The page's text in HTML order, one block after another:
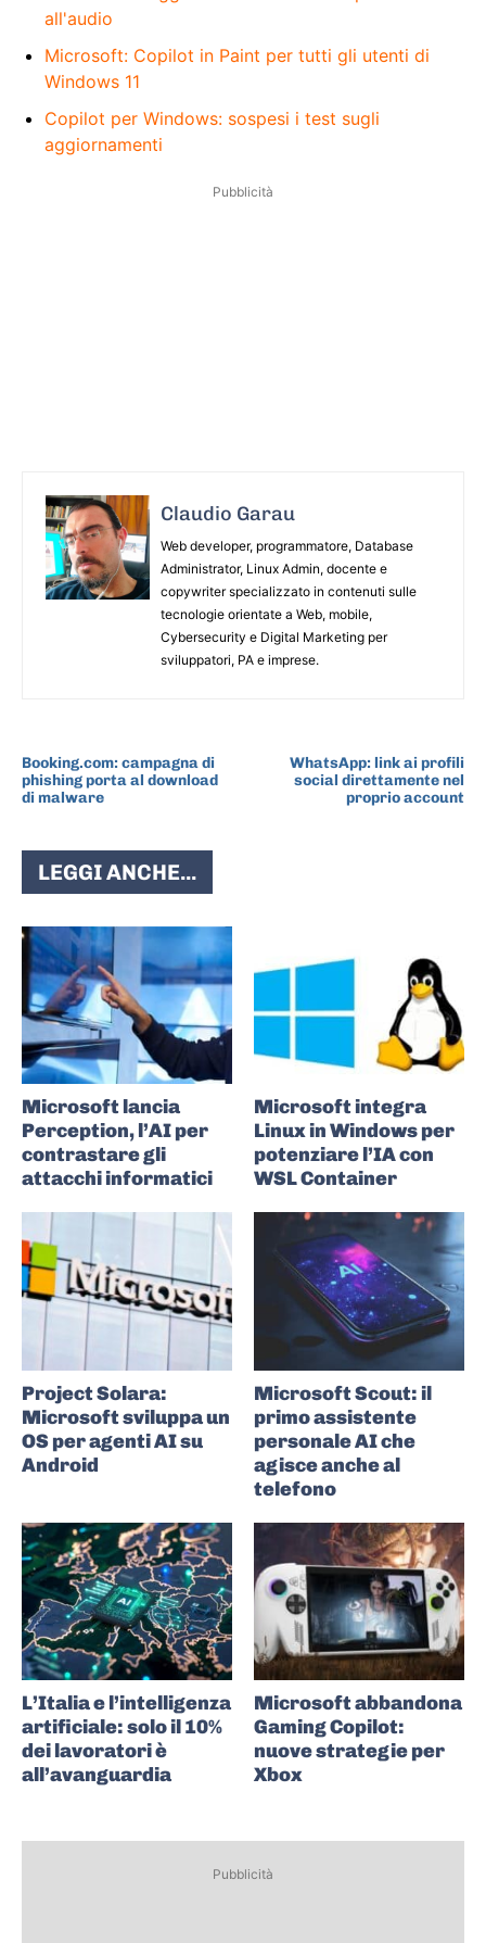
all'audio
Microsoft: Copilot in Paint per tutti gli utenti di
Windows 11
Copilot per Windows: sospesi i test sugli
aggiornamenti
Pubblicità
Claudio Garau
Web developer, programmatore, Database
Administrator, Linux Admin, docente e
copywriter specializzato in contenuti sulle
tecnologie orientate a Web, mobile,
Cybersecurity e Digital Marketing per
sviluppatori, PA e imprese.
Booking.com: campagna di
phishing porta al download
di malware
WhatsApp: link ai profili
social direttamente nel
proprio account
LEGGI ANCHE...
Microsoft lancia
Perception, l’AI per
contrastare gli
attacchi informatici
Microsoft integra
Linux in Windows per
potenziare l’IA con
WSL Container
Project Solara:
Microsoft sviluppa un
OS per agenti AI su
Android
Microsoft Scout: il
primo assistente
personale AI che
agisce anche al
telefono
L’Italia e l’intelligenza
artificiale: solo il 10%
dei lavoratori è
all’avanguardia
Microsoft abbandona
Gaming Copilot:
nuove strategie per
Xbox
Pubblicità